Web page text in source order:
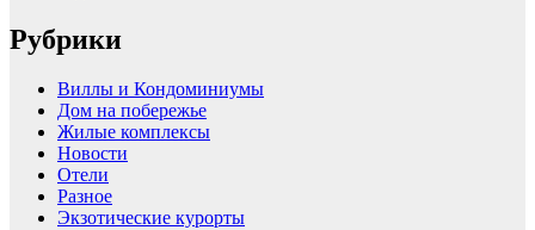
Рубрики
Виллы и Кондоминиумы
Дом на побережье
Жилые комплексы
Новости
Отели
Разное
Экзотические курорты